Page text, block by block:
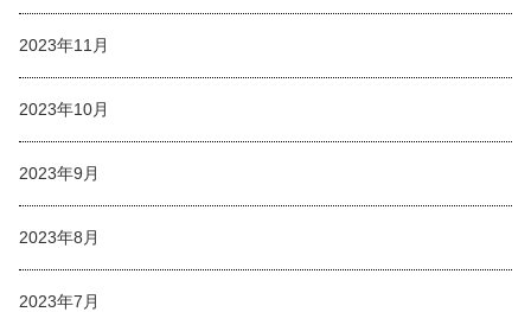
2023年11月
2023年10月
2023年9月
2023年8月
2023年7月